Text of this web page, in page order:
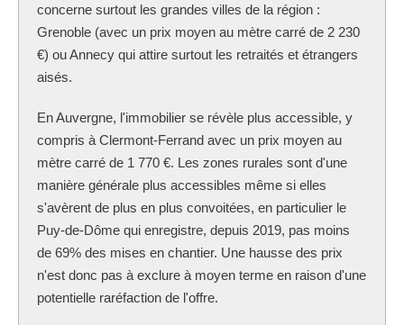
concerne surtout les grandes villes de la région :
Grenoble (avec un prix moyen au mètre carré de 2 230
€) ou Annecy qui attire surtout les retraités et étrangers
aisés.
En Auvergne, l'immobilier se révèle plus accessible, y
compris à Clermont-Ferrand avec un prix moyen au
mètre carré de 1 770 €. Les zones rurales sont d'une
manière générale plus accessibles même si elles
s'avèrent de plus en plus convoitées, en particulier le
Puy-de-Dôme qui enregistre, depuis 2019, pas moins
de 69% des mises en chantier. Une hausse des prix
n'est donc pas à exclure à moyen terme en raison d'une
potentielle raréfaction de l'offre.